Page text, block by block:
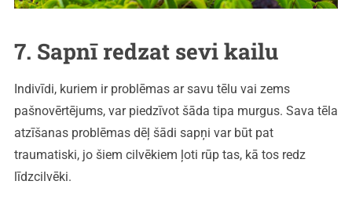
7. Sapnī redzat sevi kailu
Indivīdi, kuriem ir problēmas ar savu tēlu vai zems
pašnovērtējums, var piedzīvot šāda tipa murgus. Sava tēla
atzīšanas problēmas dēļ šādi sapņi var būt pat
traumatiski, jo šiem cilvēkiem ļoti rūp tas, kā tos redz
līdzcilvēki.